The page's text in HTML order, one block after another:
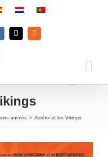
EmailRss
animés > Astérix et les Vikings